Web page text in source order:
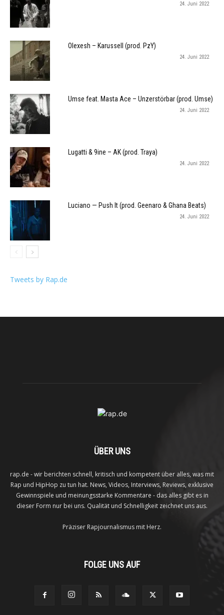
24. Juni 2022
Olexesh – Karussell (prod. PzY)
24. Juni 2022
Umse feat. Masta Ace – Unzerstörbar (prod. Umse)
24. Juni 2022
Lugatti & 9ine – AK (prod. Traya)
24. Juni 2022
Luciano — Push It (prod. Geenaro & Ghana Beats)
24. Juni 2022
Tweets by Rap.de
ÜBER UNS
rap.de - wir berichten schnell, kritisch und kompetent über alles, was mit
Rap und HipHop zu tun hat. News, Videos, Interviews, Reviews, exklusive
Gewinnspiele und meinungsstarke Kommentare - das alles gibt es in
dieser Form nur bei uns. Qualität und Schnelligkeit zeichnet uns aus.
Präziser Rapjournalismus mit Herz.
FOLGE UNS AUF